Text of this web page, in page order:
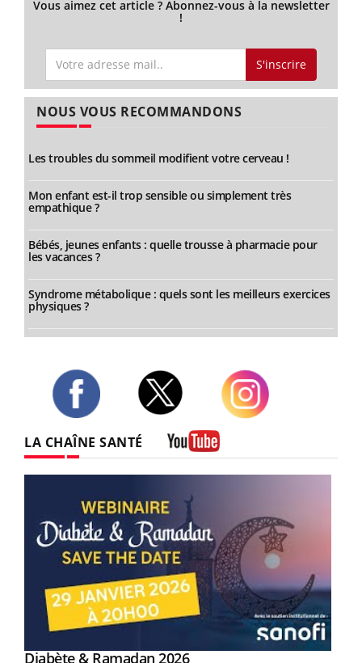
Vous aimez cet article ? Abonnez-vous à la newsletter
!
S'inscrire
NOUS VOUS RECOMMANDONS
Les troubles du sommeil modifient votre cerveau !
Mon enfant est-il trop sensible ou simplement très
empathique ?
Bébés, jeunes enfants : quelle trousse à pharmacie pour
les vacances ?
Syndrome métabolique : quels sont les meilleurs exercices
physiques ?